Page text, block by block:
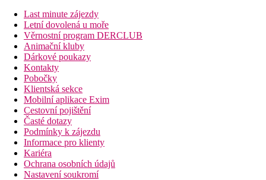
TV a také individuálně regulovatelnou klimatizací. Koupelna se
Vzdálenosti
27 km
Vzdálenost od nejbližšího letiště
Pláž
Plážová dovolená
Bazény
Lehátka a slunečníky u bazénu zdarma
Last minute zájezdy
Letní dovolená u moře
Věrnostní program DERCLUB
Animační kluby
Dárkové poukazy
Kontakty
Pobočky
Klientská sekce
Mobilní aplikace Exim
Cestovní pojištění
Časté dotazy
Podmínky k zájezdu
Informace pro klienty
Kariéra
Ochrana osobních údajů
Nastavení soukromí